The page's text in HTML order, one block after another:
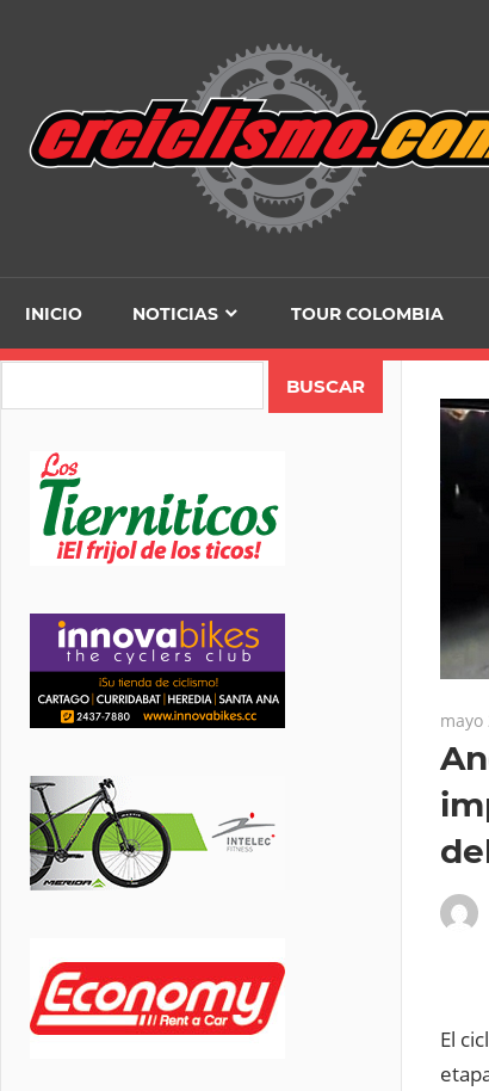
INICIO NOTICIAS TOUR COLOMBIA
mayo
El